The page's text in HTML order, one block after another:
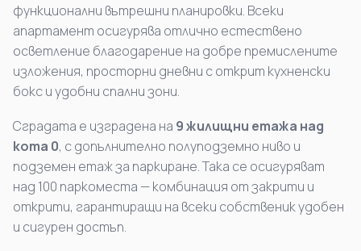
функционални вътрешни планировки. Всеки
апартамент осигурява отлично естествено
осветление благодарение на добре премислените
изложения, просторни дневни с открит кухненски
бокс и удобни спални зони.
Сградата е изградена на 9 жилищни етажа над
кота 0, с допълнително полуподземно ниво и
подземен етаж за паркиране. Така се осигуряват
над 100 паркоместа — комбинация от закрити и
открити, гарантиращи на всеки собственик удобен
и сигурен достъп.